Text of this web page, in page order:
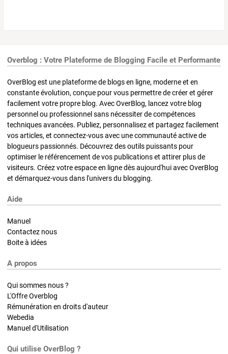
Overblog : Votre Plateforme de Blogging Facile et Performante
OverBlog est une plateforme de blogs en ligne, moderne et en
constante évolution, conçue pour vous permettre de créer et gérer
facilement votre propre blog. Avec OverBlog, lancez votre blog
personnel ou professionnel sans nécessiter de compétences
techniques avancées. Publiez, personnalisez et partagez facilement
vos articles, et connectez-vous avec une communauté active de
blogueurs passionnés. Découvrez des outils puissants pour
optimiser le référencement de vos publications et attirer plus de
visiteurs. Créez votre espace en ligne dès aujourd'hui avec OverBlog
et démarquez-vous dans l'univers du blogging.
Aide
Manuel
Contactez nous
Boite à idées
A propos
Qui sommes nous ?
L'Offre Overblog
Rémunération en droits d'auteur
Webedia
Manuel d'Utilisation
Qui utilise OverBlog ?